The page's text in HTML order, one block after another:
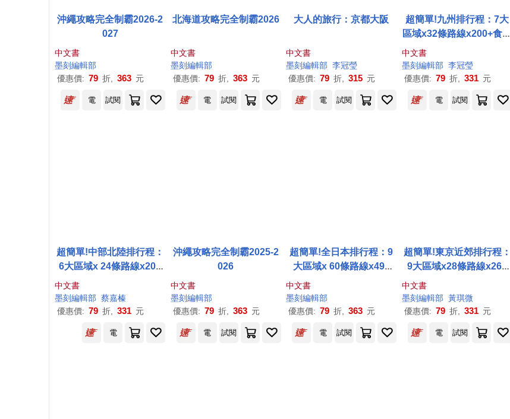
沖繩攻略完全制霸2026-2
027
中文書
墨刻編輯部
優惠價: 79 折, 363 元
北海道攻略完全制霸2026
中文書
墨刻編輯部
優惠價: 79 折, 363 元
大人的旅行：京都大阪
中文書
墨刻編輯部 李冠瑩
優惠價: 79 折, 315 元
超簡單!九州排行程：7大
區域x32條路線x200+食購
遊宿一次串聯!1~2日行程
讓新手或玩家都能輕鬆自
由行
中文書
墨刻編輯部 李冠瑩
優惠價: 79 折, 331 元
電 試閱 電 試閱 電 試閱 電 試閱
超簡單!中部北陸排行程：
6大區域x 24條路線x200
+食購遊宿一次串聯!1~2日
行程讓新手或玩家都能輕
鬆自由行
中文書
墨刻編輯部 蔡嘉榛
優惠價: 79 折, 331 元
沖繩攻略完全制霸2025-2
026
中文書
墨刻編輯部
優惠價: 79 折, 363 元
超簡單!全日本排行程：9
大區域x 60條路線x499
+食購遊宿一次串聯!
中文書
墨刻編輯部
優惠價: 79 折, 363 元
超簡單!東京近郊排行程：
9大區域x28條路線x260
+食購遊宿一次串聯!1~2日
行程讓新手或玩家都能輕
鬆自由行
中文書
墨刻編輯部 黃琪微
優惠價: 79 折, 331 元
電 電 試閱 電 試閱 電 試閱